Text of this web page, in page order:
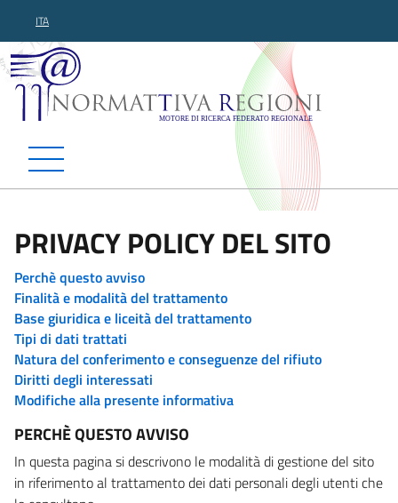
ITA
Normattiva Regioni -
PRIVACY POLICY DEL SITO
Perchè questo avviso
Finalità e modalità del trattamento
Base giuridica e liceità del trattamento
Tipi di dati trattati
Natura del conferimento e conseguenze del rifiuto
Diritti degli interessati
Modifiche alla presente informativa
PERCHÈ QUESTO AVVISO
In questa pagina si descrivono le modalità di gestione del sito
in riferimento al trattamento dei dati personali degli utenti che